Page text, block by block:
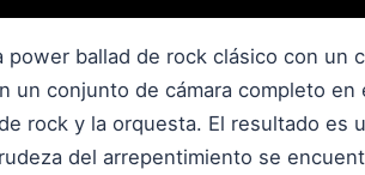
ballad de rock clásico con un
un conjunto de cámara completo
rock y la orquesta. El resultado es
del arrepentimiento se